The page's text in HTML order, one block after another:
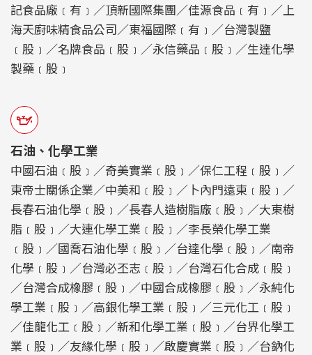
記食品廠﹝有﹞／頂新國際集團／佳源食品﹝有﹞／上
海天廚味精食品公司／東福國際﹝有﹞／台灣製鹽
﹝股﹞／名牌食品﹝股﹞／永信藥品﹝股﹞／生達化學
製藥﹝股﹞
石油、化學工業
中國石油﹝股﹞／奇美實業﹝股﹞／保仁工程﹝股﹞／
東帝士關係企業／中美和﹝股﹞／卜內門遠東﹝股﹞／
長春石油化學﹝股﹞／長春人造樹脂廠﹝股﹞／大東樹
脂﹝股﹞／大連化學工業﹝股﹞／李長榮化學工業
﹝股﹞／國喬石油化學﹝股﹞／台達化學﹝股﹞／南帝
化學﹝股﹞／台灣必丕志﹝股﹞／台灣石化合成﹝股﹞
／台灣合成橡膠﹝股﹞／中國合成橡膠﹝股﹞／永純化
學工業﹝股﹞／高銀化學工業﹝股﹞／三元化工﹝股﹞
／佳龍化工﹝股﹞／新和化學工業﹝股﹞／台界化學工
業﹝股﹞／友緣化學﹝股﹞／啟慶實業﹝股﹞／台鈉化